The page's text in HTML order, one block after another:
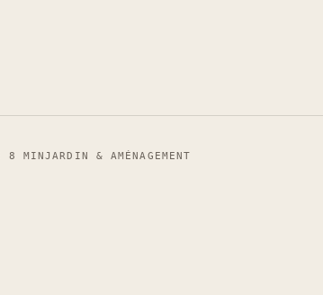
8 MINJARDIN & AMÉNAGEMENT